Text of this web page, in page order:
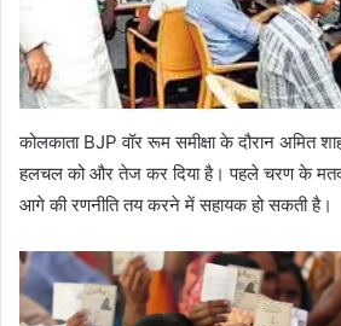
कोलकाता BJP वॉर रूम समीक्षा के दौरान अमित
हलचल को और तेज कर दिया है। पहले चरण के
आगे की रणनीति तय करने में सहायक हो सकती है।